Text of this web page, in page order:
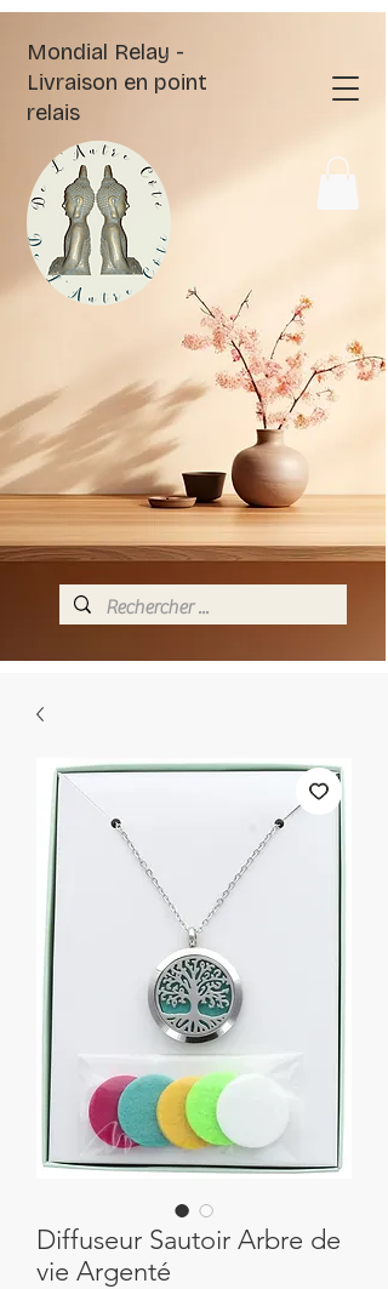
Mondial Relay -
Livraison en point
relais
Diffuseur Sautoir Arbre de
vie Argenté